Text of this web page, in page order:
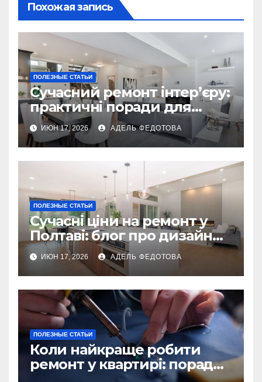
Похожая запись
ПОЛЕЗНЫЕ СТАТЬИ
Сучасний ремонт інтер’єру:
практичні поради для
українських власників
ИЮН 17, 2026 АДЕЛЬ ФЕДОТОВА
ПОЛЕЗНЫЕ СТАТЬИ
Сучасні ціни на ремонт у
Полтаві: блог про дизайн
інтер\’єру
ИЮН 17, 2026 АДЕЛЬ ФЕДОТОВА
ПОЛЕЗНЫЕ СТАТЬИ
Коли найкраще робити
ремонт у квартирі: поради